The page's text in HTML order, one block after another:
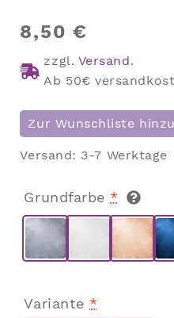
8,50€
zzgl. Versand.
Ab 50€
Zur Wunschliste
Versand: 3-7 Werktage
Grundfarbe *
Variante *